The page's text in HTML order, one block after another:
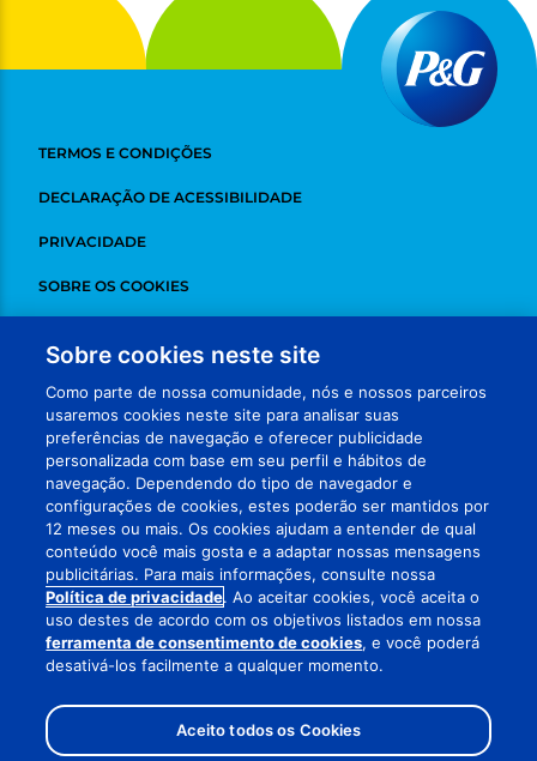
TERMOS E CONDIÇÕES
DECLARAÇÃO DE ACESSIBILIDADE
PRIVACIDADE
SOBRE OS COOKIES
FALE CONOSCO
MEUS DADOS
VISITE NOSSAS REDES
RETORNAR AO TOPO
MANTENHA SEUS CUPONS FISCAIS ORIGINAIS
© 2026 PROCTER & GAMBLE. ALL RIGHTS RESERVED.
Sobre cookies neste site
Como parte de nossa comunidade, nós e nossos parceiros
usaremos cookies neste site para analisar suas
preferências de navegação e oferecer publicidade
personalizada com base em seu perfil e hábitos de
navegação. Dependendo do tipo de navegador e
configurações de cookies, estes poderão ser mantidos por
12 meses ou mais. Os cookies ajudam a entender de qual
conteúdo você mais gosta e a adaptar nossas mensagens
publicitárias. Para mais informações, consulte nossa
Política de privacidade. Ao aceitar cookies, você aceita o
uso destes de acordo com os objetivos listados em nossa
ferramenta de consentimento de cookies, e você poderá
desativá-los facilmente a qualquer momento.
Aceito todos os Cookies